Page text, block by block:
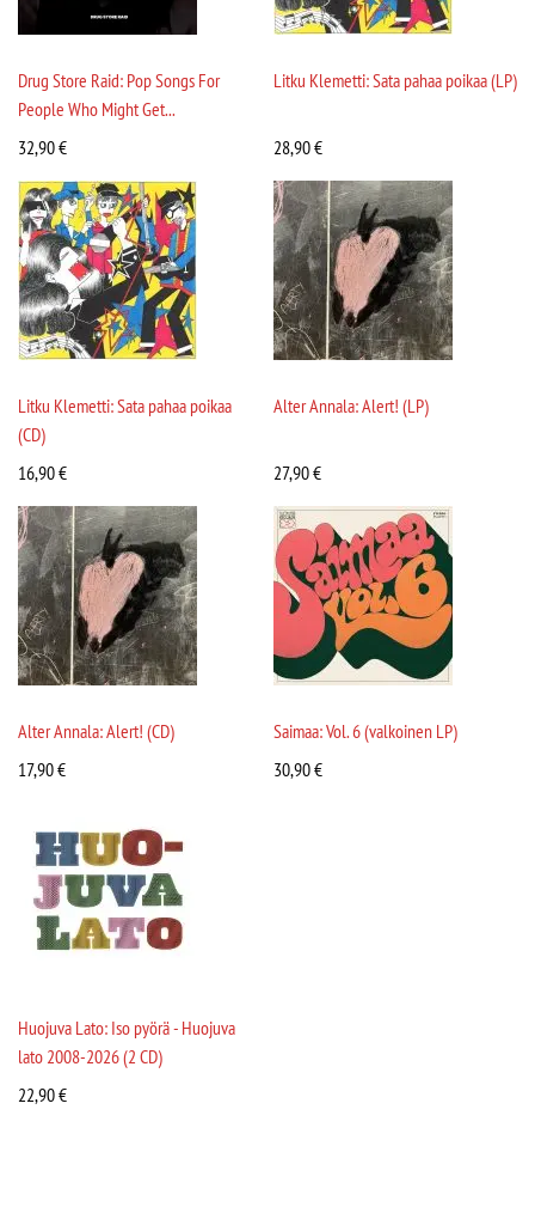
Drug Store Raid: Pop Songs For
People Who Might Get...
32,90€
Litku Klemetti: Sata pahaa poikaa (LP)
28,90€
Litku Klemetti: Sata pahaa poikaa
(CD)
16,90€
Alter Annala: Alert! (LP)
27,90€
Alter Annala: Alert! (CD)
17,90€
Saimaa: Vol. 6 (valkoinen LP)
30,90€
Huojuva Lato: Iso pyörä - Huojuva
lato 2008-2026 (2 CD)
22,90€